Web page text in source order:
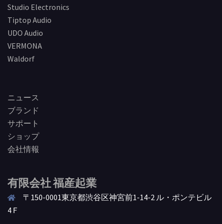
Studio Electronics
Tiptop Audio
UDO Audio
VERMONA
Waldorf
ニュース
ブランド
サポート
ショップ
会社情報
有限会社 福産起業
〒150-0001東京都渋谷区神宮前1-14-2 ル・ポンテビル
4Ｆ